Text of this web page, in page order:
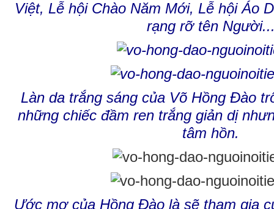
Việt, Lễ hội Chào Năm Mới, Lễ hội Áo
rạng rỡ tên
Làn da trắng sáng của Võ Hồng Đào
những chiếc đầm ren trắng giản dị
tâm hồn.
Ước mơ của Hồng Đào là sẽ tham gia